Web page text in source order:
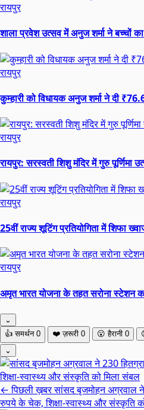
रायपुर
शाला प्रवेश उत्सव में अनुज शर्मा ने बच्चों
रायपुर
कुम्हारी को विधायक अनुज शर्मा ने दी
रायपुर
रायपुर: सरस्वती शिशु मंदिर में गुरु पूर्णिमा
रायपुर
25वीं राज्य शूटिंग प्रतियोगिता में शिफा
रायपुर
अमृत भारत योजना के तहत सरोना स्टेशन
⌄
👍 समर्थन 0 ❤️ ज़रूरी 0 😮 हैरानी 0
⌄
← पिछली ख़बरसांसद बृजमोहन अग्रवाल
रुपये के चेक, शिक्षा-स्वास्थ्य और संस्कृति